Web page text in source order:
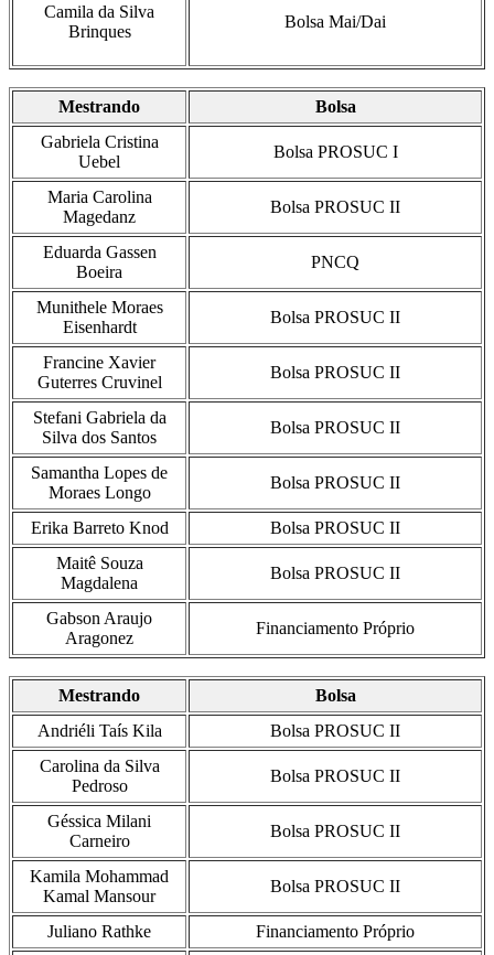
Camila da Silva
Brinques
Bolsa Mai/Dai
Mestrando
Bolsa
Gabriela Cristina
Uebel
Bolsa PROSUC I
Maria Carolina
Magedanz
Bolsa PROSUC II
Eduarda Gassen
Boeira
PNCQ
Munithele Moraes
Eisenhardt
Bolsa PROSUC II
Francine Xavier
Guterres Cruvinel
Bolsa PROSUC II
Stefani Gabriela da
Silva dos Santos
Bolsa PROSUC II
Samantha Lopes de
Moraes Longo
Bolsa PROSUC II
Erika Barreto Knod
Bolsa PROSUC II
Maitê Souza
Magdalena
Bolsa PROSUC II
Gabson Araujo
Aragonez
Financiamento Próprio
Mestrando
Bolsa
Andriéli Taís Kila
Bolsa PROSUC II
Carolina da Silva
Pedroso
Bolsa PROSUC II
Géssica Milani
Carneiro
Bolsa PROSUC II
Kamila Mohammad
Kamal Mansour
Bolsa PROSUC II
Juliano Rathke
Financiamento Próprio